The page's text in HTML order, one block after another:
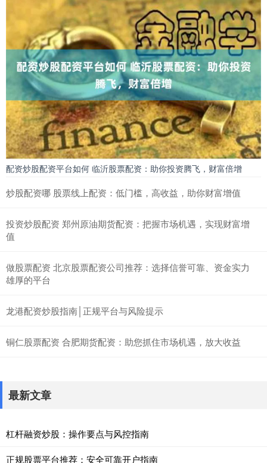
配资炒股配资平台如何 临沂股票配资：助你投资腾飞，财富倍增
炒股配资哪 股票线上配资：低门槛，高收益，助你财富增值
投资炒股配资 郑州原油期货配资：把握市场机遇，实现财富增
值
做股票配资 北京股票配资公司推荐：选择信誉可靠、资金实力
雄厚的平台
龙港配资炒股指南│正规平台与风险提示
铜仁股票配资 合肥期货配资：助您抓住市场机遇，放大收益
最新文章
杠杆融资炒股：操作要点与风控指南
正规股票平台推荐：安全可靠开户指南